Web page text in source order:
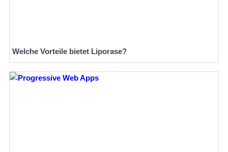
Welche Vorteile bietet Liporase?